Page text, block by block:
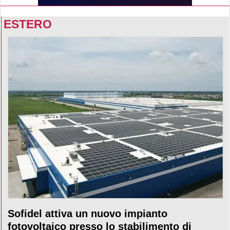
ESTERO
Sofidel attiva un nuovo impianto
fotovoltaico presso lo stabilimento di